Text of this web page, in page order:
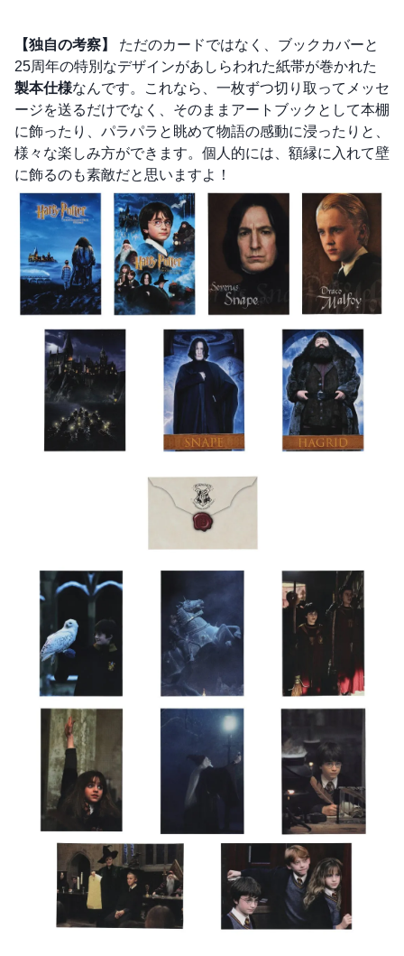
【独自の考察】
ただのカードではなく、ブックカバーと
25周年の特別なデザインがあしらわれた紙帯が巻かれた
製本仕様なんです。これなら、一枚ずつ切り取ってメッセ
ージを送るだけでなく、そのままアートブックとして本棚
に飾ったり、パラパラと眺めて物語の感動に浸ったりと、
様々な楽しみ方ができます。個人的には、額縁に入れて壁
に飾るのも素敵だと思いますよ！